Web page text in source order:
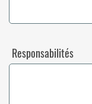
Responsabilités